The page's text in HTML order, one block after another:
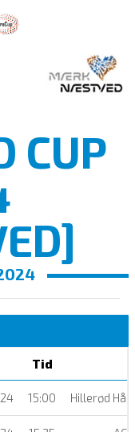
CUP
Tid
15:00 Hillerød